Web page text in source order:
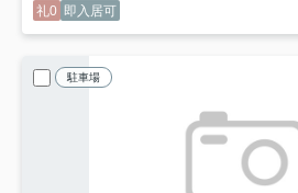
礼0 即入居可
駐車場